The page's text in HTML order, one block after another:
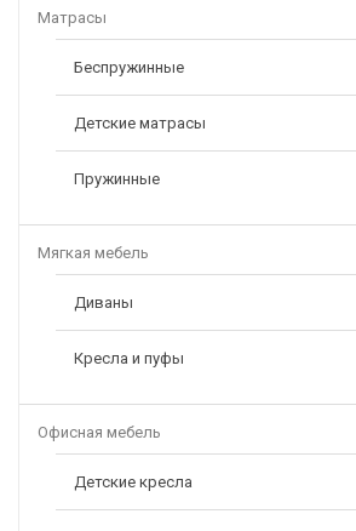
Матрасы
Беспружинные
Детские матрасы
Пружинные
Мягкая мебель
Диваны
Кресла и пуфы
Офисная мебель
Детские кресла